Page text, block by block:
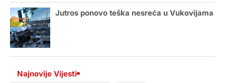
Jutros ponovo teška nesreća u Vukovijama
Najnovije Vijesti